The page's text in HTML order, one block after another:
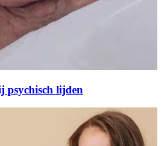
psychisch lijden